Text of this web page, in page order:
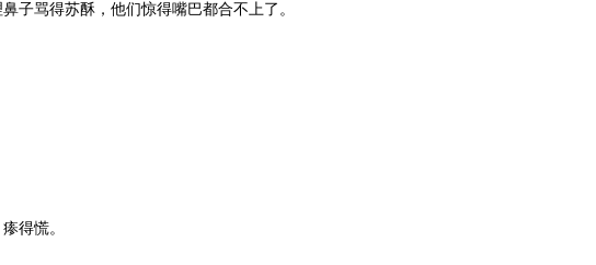
骂得苏酥，他们惊得嘴巴都合不上了。
得慌。